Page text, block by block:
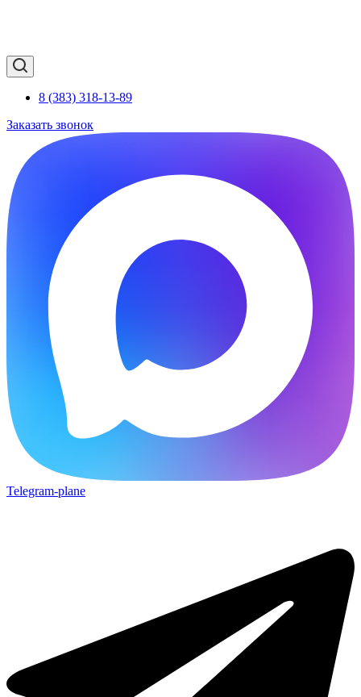
8 (383) 318-13-89
Заказать звонок
Telegram-plane